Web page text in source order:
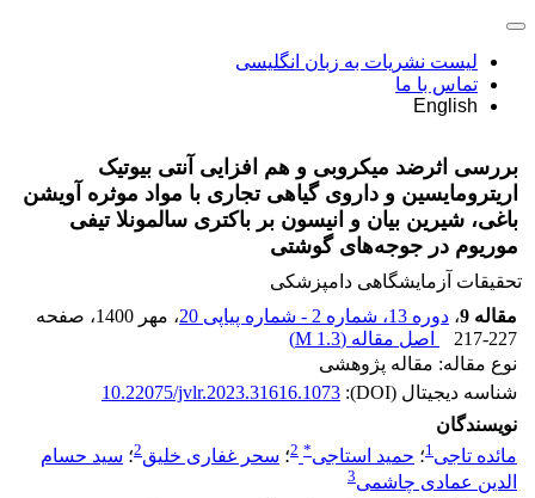
لیست نشریات به زبان انگلیسی
تماس با ما
English
بررسی اثرضد میکروبی و هم افزایی آنتی بیوتیک
اریترومایسین و داروی گیاهی تجاری با مواد موثره آویشن
باغی، شیرین بیان و انیسون بر باکتری سالمونلا تیفی
موریوم در جوجه‌های گوشتی
تحقیقات آزمایشگاهی دامپزشکی
مقاله 9
، دوره 13، شماره 2 - شماره پیاپی 20 ، مهر 1400
، صفحه
217-227
اصل مقاله (1.3 M
)
نوع مقاله: مقاله پژوهشی
شناسه دیجیتال (DOI):
10.22075/jvlr.2023.31616.1073
نویسندگان
مائده تاجی1؛ حمید استاجی*
2؛ سحر غفاری خلیق2؛ سید حسام
الدین عمادی چاشمی3